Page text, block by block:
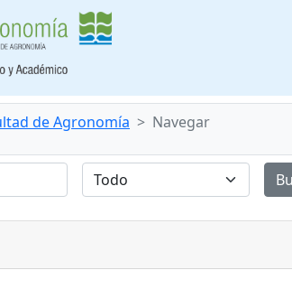
de Agronomía Navegar